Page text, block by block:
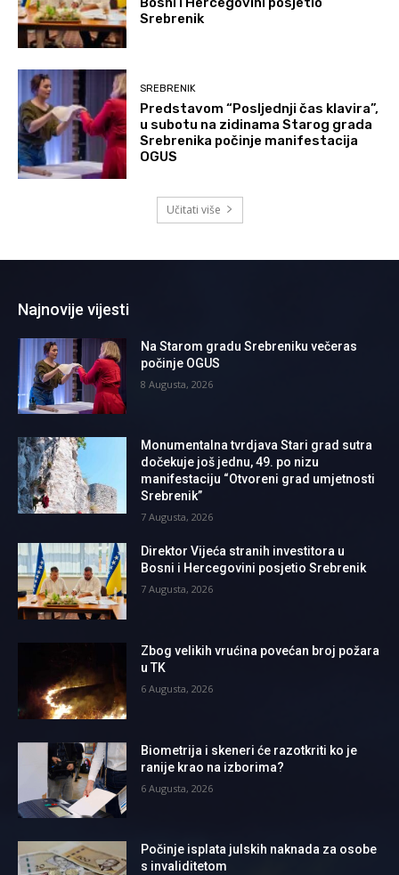
Srebrenik
SREBRENIK
Predstavom “Posljednji čas klavira”,
u subotu na zidinama Starog grada
Srebrenika počinje manifestacija
OGUS
Učitati više
Najnovije vijesti
Na Starom gradu Srebreniku večeras
počinje OGUS
8 Augusta, 2026
Monumentalna tvrdjava Stari grad sutra
dočekuje još jednu, 49. po nizu
manifestaciju “Otvoreni grad umjetnosti
Srebrenik”
7 Augusta, 2026
Direktor Vijeća stranih investitora u
Bosni i Hercegovini posjetio Srebrenik
7 Augusta, 2026
Zbog velikih vrućina povećan broj požara
u TK
6 Augusta, 2026
Biometrija i skeneri će razotkriti ko je
ranije krao na izborima?
6 Augusta, 2026
Počinje isplata julskih naknada za osobe
s invaliditetom